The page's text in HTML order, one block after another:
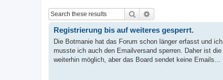
Suche
Registrierung bis auf weiteres gesperrt.
Die Botmanie hat das Forum schon länger erfasst und
musste ich auch den Emailversand sperren. Daher ist
weiterhin möglich, aber das Board sendet keine Emails...